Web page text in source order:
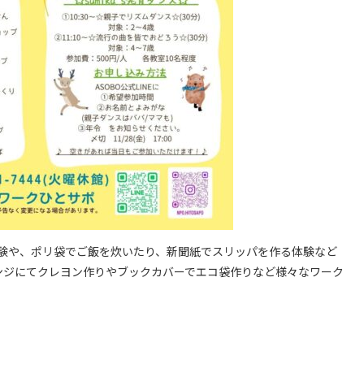
、ポリ袋でご飯を炊いたり、新聞紙でスリッパを作る体験など
にてクレヨン作りやブックカバーでエコ袋作りなど様々なワーク